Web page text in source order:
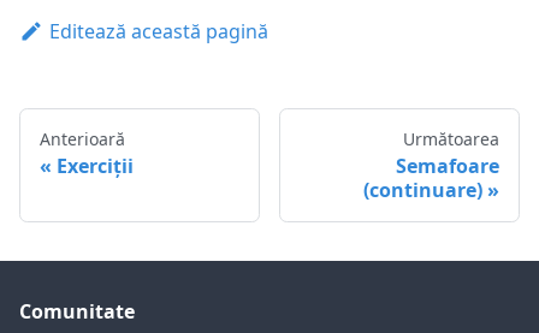
Editează această pagină
Anterioară
Exerciții
Următoarea
Semafoare
(continuare)
Comunitate